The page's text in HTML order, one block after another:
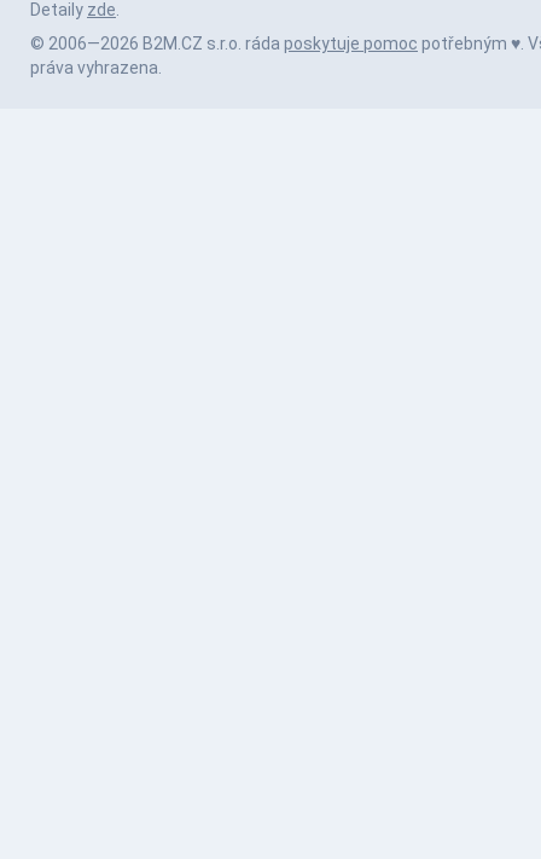
Detaily zde.
© 2006—2026 B2M.CZ s.r.o. ráda poskytuje pomoc potřebným ♥️.
práva vyhrazena.